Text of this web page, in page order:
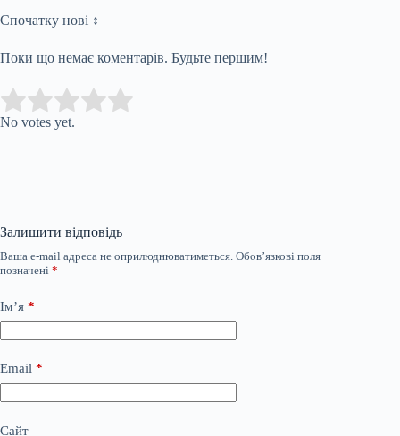
Спочатку нові ↕
Поки що немає коментарів. Будьте першим!
Rate this item:
No votes yet.
Залишити відповідь
Ваша e-mail адреса не оприлюднюватиметься. Обов’язкові поля
позначені *
Ім’я *
Email *
Сайт